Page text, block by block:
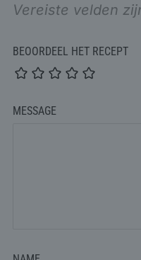
Vereiste velden
BEOORDEEL HET RECEPT
MESSAGE